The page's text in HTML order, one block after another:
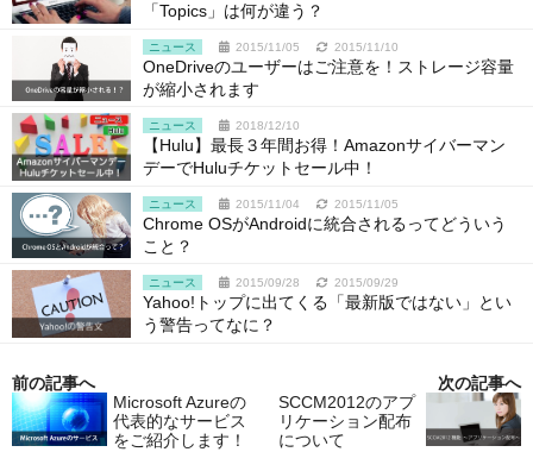
「Topics」は何が違う？
ニュース 2015/11/05 2015/11/10
OneDriveのユーザーはご注意を！ストレージ容量
が縮小されます
ニュース 2018/12/10
【Hulu】最長３年間お得！Amazonサイバーマン
デーでHuluチケットセール中！
ニュース 2015/11/04 2015/11/05
Chrome OSがAndroidに統合されるってどういう
こと？
ニュース 2015/09/28 2015/09/29
Yahoo!トップに出てくる「最新版ではない」とい
う警告ってなに？
前の記事へ
Microsoft Azureの
代表的なサービス
をご紹介します！
次の記事へ
SCCM2012のアプ
リケーション配布
について